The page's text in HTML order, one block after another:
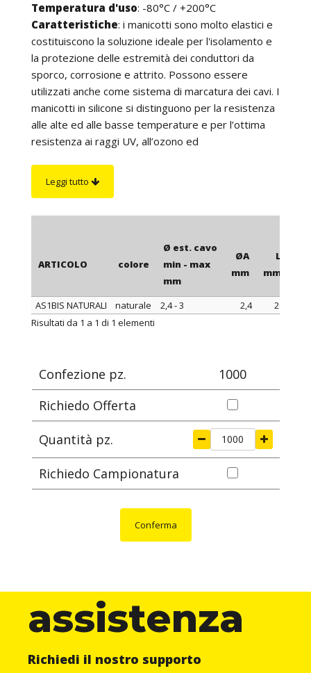
Temperatura d'uso: -80°C / +200°C
Caratteristiche: i manicotti sono molto elastici e
costituiscono la soluzione ideale per l'isolamento e
la protezione delle estremità dei conduttori da
sporco, corrosione e attrito. Possono essere
utilizzati anche come sistema di marcatura dei cavi. I
manicotti in silicone si distinguono per la resistenza
alle alte ed alle basse temperature e per l’ottima
resistenza ai raggi UV, all’ozono ed
conduttori viene effettuato mediante l'uso delle
pinze a 3 becchi ed è facilitato dalla lubrificazione
facilitare il montaggio di questi sulle pinze è
consigliabile l'utilizzo del lubrificante LUB 2.
Leggi tutto
ARTICOLO colore
Ø est. cavo
min - max
mm
ØA
mm
L
mm
ARTICOLO colore
AS1BIS NATURALI naturale 2,4 - 3 2,4 20
Risultati da 1 a 1 di 1 elementi
Confezione pz.
1000
Richiedo Offerta
Quantità pz.
Richiedo Campionatura
Conferma
assistenza
Richiedi il nostro supporto